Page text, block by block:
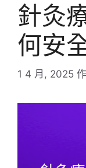
針灸
何安
1 4 月, 2025